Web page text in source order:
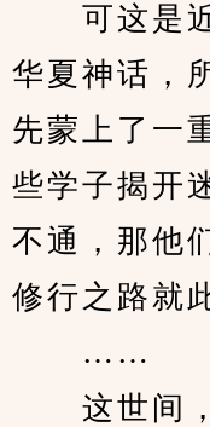
可这是近
华夏神话，
先蒙上了一
些学子揭开
不通，那他
修行之路就
……
这世间，